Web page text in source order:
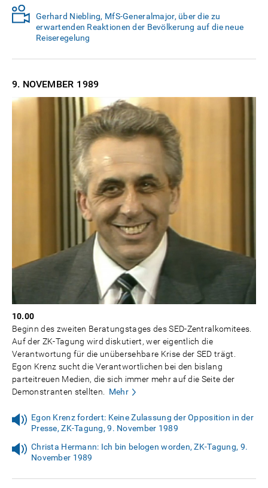
Gerhard Niebling, MfS-Generalmajor, über die zu
erwartenden Reaktionen der Bevölkerung auf die neue
Reiseregelung
9. NOVEMBER 1989
10.00
Beginn des zweiten Beratungstages des SED-Zentralkomitees.
Auf der ZK-Tagung wird diskutiert, wer eigentlich die
Verantwortung für die unübersehbare Krise der SED trägt.
Egon Krenz sucht die Verantwortlichen bei den bislang
parteitreuen Medien, die sich immer mehr auf die Seite der
Demonstranten stellten. Mehr
Egon Krenz fordert: Keine Zulassung der Opposition in der
Presse, ZK-Tagung, 9. November 1989
Christa Hermann: Ich bin belogen worden, ZK-Tagung, 9.
November 1989